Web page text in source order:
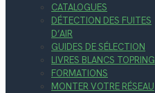
CATALOGUES
DÉTECTION DES FUITES
D’AIR
GUIDES DE SÉLECTION
LIVRES BLANCS TOPRING
FORMATIONS
MONTER VOTRE RÉSEAU